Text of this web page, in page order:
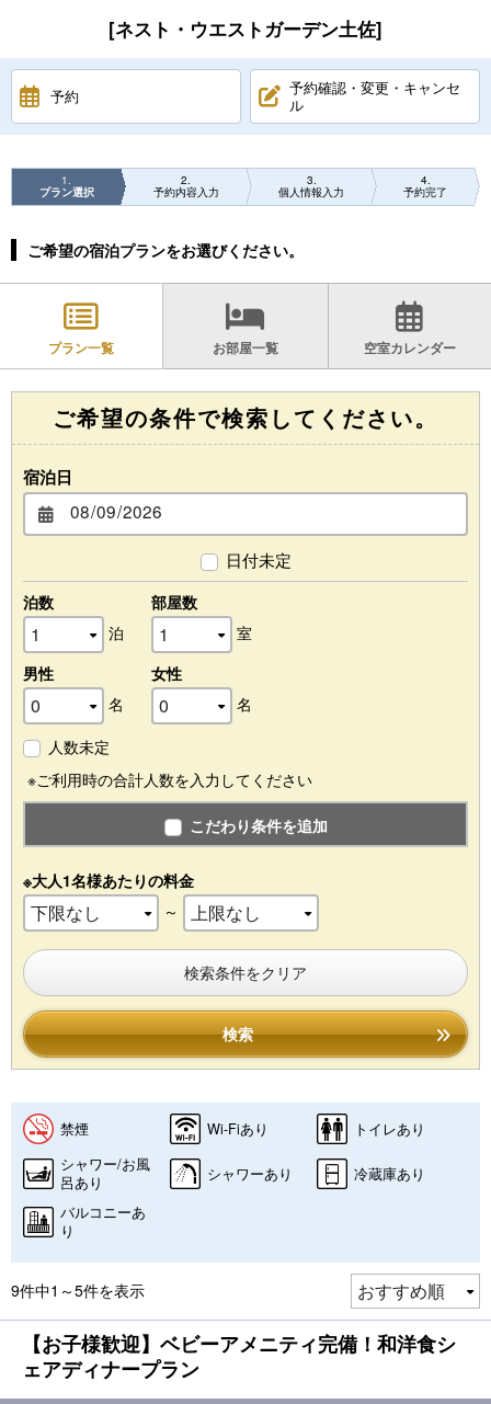
[ネスト・ウエストガーデン土佐]
予約
予約確認・変更・キャンセ
ル
1
プラン選択
2
予約内容入力
3
個人情報入力
4
予約完了
ご希望の宿泊プランをお選びください。
プラン一覧 お部屋一覧 空室カレンダー
ご希望の条件で検索してください。
宿泊日
日付未定
泊数
泊
部屋数
室
男性
名
女性
名
人数未定
※ご利用時の合計人数を入力してください
こだわり条件を追加
※大人1名様あたりの料金
～
検索条件をクリア
検索
禁煙 Wi-Fiあり
トイレあり
シャワー/お風
呂あり
シャワーあり
冷蔵庫あり
バルコニーあ
り
9件中1～5件を表示
【お子様歓迎】ベビーアメニティ完備！和洋食シ
ェアディナープラン